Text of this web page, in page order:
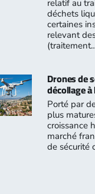
relatif au
déchets
certaines
relevant
Drones de
décollage
Porté par
plus
croissance
marché
de sécurité